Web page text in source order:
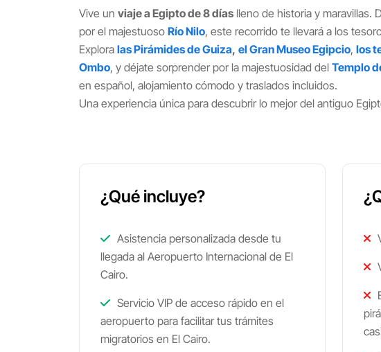
Vive un viaje a Egipto de 8 días lleno de historia y maravillas.
por el majestuoso Río Nilo, este recorrido te llevará a los
Explora las Pirámides de Guiza, el Gran Museo Egipcio, los
Ombo, y déjate sorprender por la majestuosidad del Templo
en español, alojamiento cómodo y traslados incluidos.
Una experiencia única para descubrir lo mejor del antiguo
¿Qué incluye?
Asistencia personalizada desde tu
llegada al Aeropuerto Internacional de El
Cairo.
Servicio VIP de acceso rápido en el
aeropuerto para facilitar tus trámites
migratorios en El Cairo.